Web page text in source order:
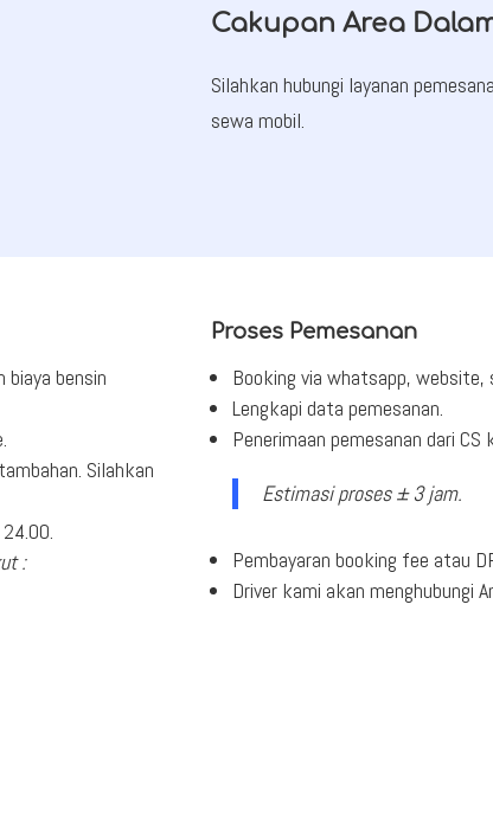
Cakupan Area
Silahkan hubungi layanan
sewa mobil.
bensin
Silahkan
:
Proses Pemesanan
Booking via whatsapp,
Lengkapi data pemesanan.
Penerimaan pemesanan dari
Estimasi proses ± 3 jam.
Pembayaran booking fee atau
Driver kami akan menghubungi